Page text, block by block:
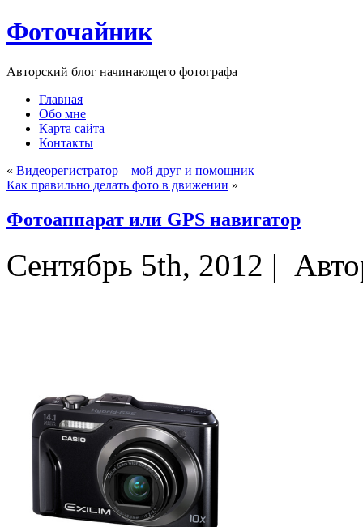
Фоточайник
Авторский блог начинающего фотографа
Главная
Обо мне
Карта сайта
Контакты
« Видеорегистратор – мой друг и помощник
Как правильно делать фото в движении »
Фотоаппарат или GPS навигатор
Сентябрь 5th, 2012 |